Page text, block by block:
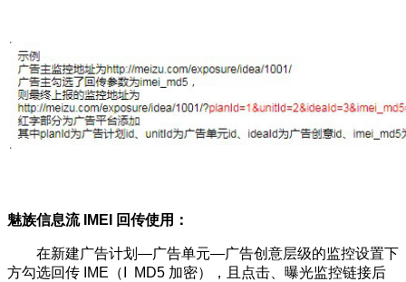
魅族信息流 IMEI 回传使用：
在新建广告计划—广告单元—广告创意层级的监控设置下
方勾选回传 IME（I MD5 加密），且点击、曝光监控链接后